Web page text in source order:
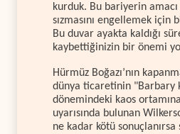
kurduk. Bu bariyerin amacı
sızmasını engellemek için
Bu duvar ayakta kaldığı
kaybettiğinizin bir önemi
Hürmüz Boğazı’nın
dünya ticaretinin "Barbary
dönemindeki kaos
uyarısında bulunan
ne kadar kötü sonuçlanırsa